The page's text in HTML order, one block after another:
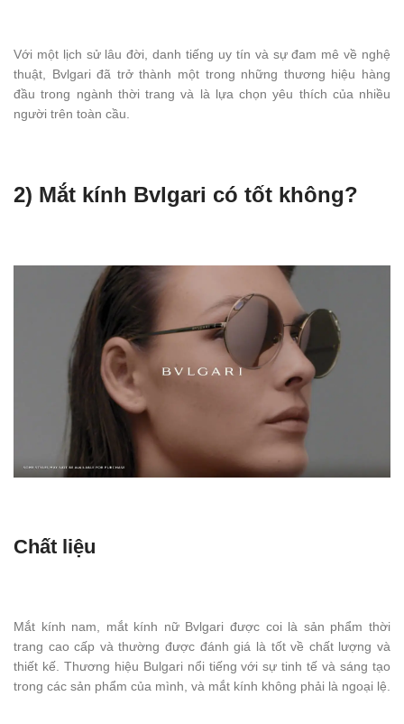
Với một lịch sử lâu đời, danh tiếng uy tín và sự đam mê về nghệ
thuật, Bvlgari đã trở thành một trong những thương hiệu hàng
đầu trong ngành thời trang và là lựa chọn yêu thích của nhiều
người trên toàn cầu.
2) Mắt kính Bvlgari có tốt không?
Chất liệu
Mắt kính nam, mắt kính nữ Bvlgari được coi là sản phẩm thời
trang cao cấp và thường được đánh giá là tốt về chất lượng và
thiết kế. Thương hiệu Bulgari nổi tiếng với sự tinh tế và sáng tạo
trong các sản phẩm của mình, và mắt kính không phải là ngoại lệ.